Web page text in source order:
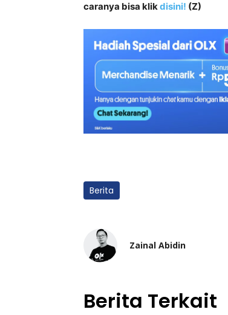
caranya bisa klikdisini! (Z)
Berita
Zainal Abidin
Berita Terkait